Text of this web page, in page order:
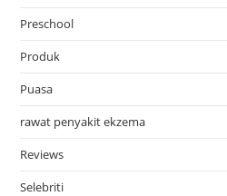
Preschool
Produk
Puasa
rawat penyakit ekzema
Reviews
Selebriti